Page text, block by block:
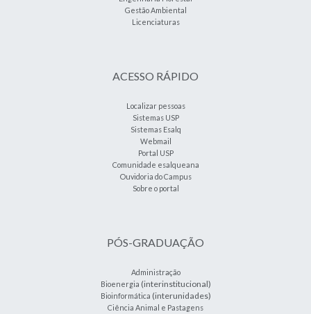
Gestão Ambiental
Licenciaturas
ACESSO RÁPIDO
Localizar pessoas
Sistemas USP
Sistemas Esalq
Webmail
Portal USP
Comunidade esalqueana
Ouvidoria do Campus
Sobre o portal
PÓS-GRADUAÇÃO
Administração
Bioenergia (interinstitucional)
Bioinformática (interunidades)
Ciência Animal e Pastagens